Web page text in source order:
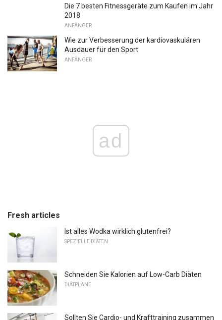
Die 7 besten Fitnessgeräte zum Kaufen im Jahr
2018
ANFÄNGER
Wie zur Verbesserung der kardiovaskulären
Ausdauer für den Sport
ANFÄNGER
ad
Fresh articles
Ist alles Wodka wirklich glutenfrei?
SPEZIELLE DIÄTEN
Schneiden Sie Kalorien auf Low-Carb Diäten
DIÄTPLÄNE
Sollten Sie Cardio- und Krafttraining zusammen